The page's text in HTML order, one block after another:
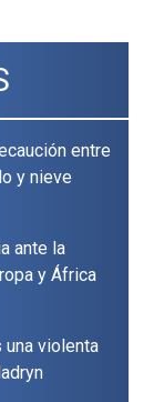
entre
y nieve
ante la
y África
una violenta